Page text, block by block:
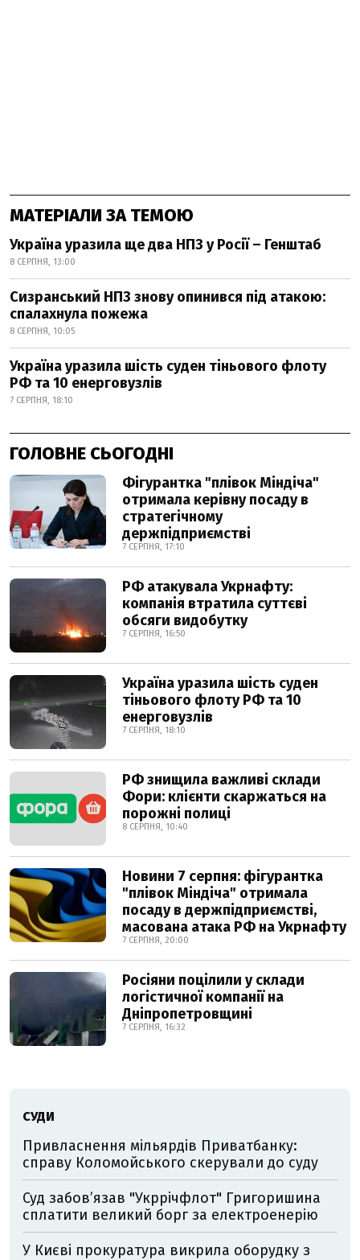
МАТЕРІАЛИ ЗА ТЕМОЮ
Україна уразила ще два НПЗ у Росії – Генштаб
8 СЕРПНЯ, 13:00
Сизранський НПЗ знову опинився під атакою:
спалахнула пожежа
8 СЕРПНЯ, 10:05
Україна уразила шість суден тіньового флоту
РФ та 10 енерговузлів
7 СЕРПНЯ, 18:10
ГОЛОВНЕ СЬОГОДНІ
Фігурантка "плівок Міндіча"
отримала керівну посаду в
стратегічному
держпідприємстві
7 СЕРПНЯ, 17:10
РФ атакувала Укрнафту:
компанія втратила суттєві
обсяги видобутку
7 СЕРПНЯ, 16:50
Україна уразила шість суден
тіньового флоту РФ та 10
енерговузлів
7 СЕРПНЯ, 18:10
РФ знищила важливі склади
Фори: клієнти скаржаться на
порожні полиці
8 СЕРПНЯ, 10:40
Новини 7 серпня: фігурантка
"плівок Міндіча" отримала
посаду в держпідприємстві,
масована атака РФ на Укрнафту
7 СЕРПНЯ, 20:00
Росіяни поцілили у склади
логістичної компанії на
Дніпропетровщині
7 СЕРПНЯ, 16:32
СУДИ
Привласнення мільярдів Приватбанку:
справу Коломойського скерували до суду
Суд забов’язав "Укррічфлот" Григоришина
сплатити великий борг за електроенерію
У Києві прокуратура викрила оборудку з